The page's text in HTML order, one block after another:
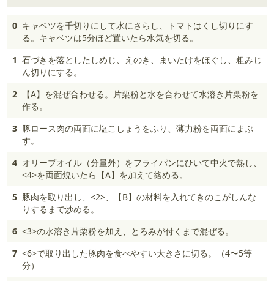
0 キャベツを千切りにして水にさらし、トマトはくし切りにす
る。キャベツは5分ほど置いたら水気を切る。
1 石づきを落としたしめじ、えのき、まいたけをほぐし、粗みじ
ん切りにする。
2
【A】を混ぜ合わせる。片栗粉と水を合わせて水溶き片栗粉を
作る。
3 豚ロース肉の両面に塩こしょうをふり、薄力粉を両面にまぶ
す。
4 オリーブオイル（分量外）をフライパンにひいて中火で熱し、
<4>を両面焼いたら【A】を加えて絡める。
5 豚肉を取り出し、<2>、【B】の材料を入れてきのこがしんな
りするまで炒める。
6 <3>の水溶き片栗粉を加え、とろみが付くまで混ぜる。
7 <6>で取り出した豚肉を食べやすい大きさに切る。（4〜5等
分）